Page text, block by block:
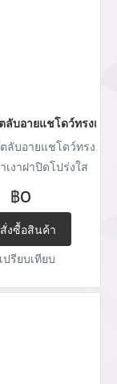
บอายแชโดว์ทรงเหลี่
บอายแชโดว์ทรง
เงาฝาปิดโปร่งใส
฿0
สั่งซื้อสินค้า
เปรียบเทียบ